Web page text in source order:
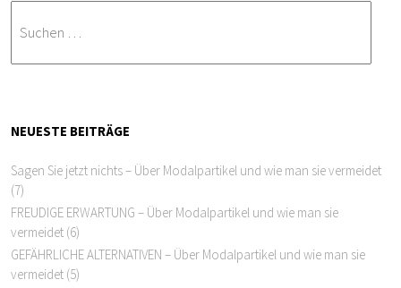
NEUESTE BEITRÄGE
Sagen Sie jetzt nichts – Über Modalpartikel und wie man sie vermeidet
(7)
FREUDIGE ERWARTUNG – Über Modalpartikel und wie man sie
vermeidet (6)
GEFÄHRLICHE ALTERNATIVEN – Über Modalpartikel und wie man sie
vermeidet (5)